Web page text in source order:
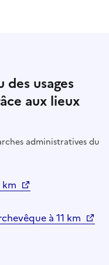
usages
aux lieux
administratives du
km
à 11 km